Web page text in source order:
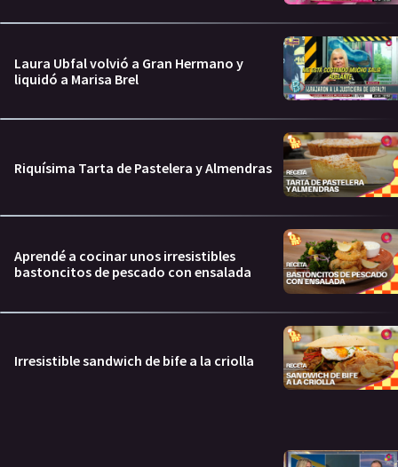
Laura Ubfal volvió a Gran Hermano y
liquidó a Marisa Brel
Riquísima Tarta de Pastelera y Almendras
Aprendé a cocinar unos irresistibles
bastoncitos de pescado con ensalada
Irresistible sandwich de bife a la criolla